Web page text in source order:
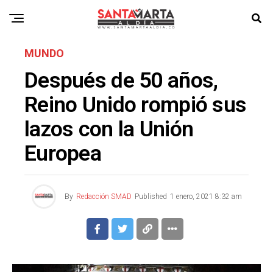
MUNDO
Después de 50 años,
Reino Unido rompió sus
lazos con la Unión
Europea
By Redacción SMAD Published 1 enero, 2021 8:32 am